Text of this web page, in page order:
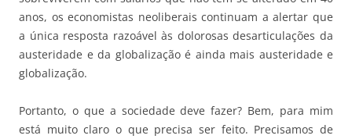
anos, os economistas neoliberais continuam a alertar que
a única resposta razoável às dolorosas desarticulações da
austeridade e da globalização é ainda mais austeridade e
globalização.
Portanto, o que a sociedade deve fazer? Bem, para mim
está muito claro o que precisa ser feito. Precisamos de